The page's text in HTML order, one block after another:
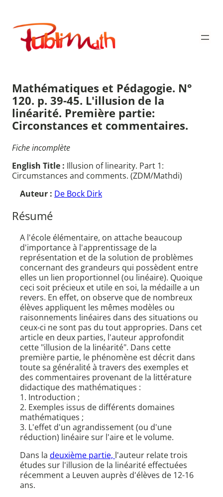
contenu
Publimath
Mathématiques et Pédagogie. N°
120. p. 39-45. L'illusion de la
linéarité. Première partie:
Circonstances et commentaires.
Fiche incomplète
English Title : Illusion of linearity. Part 1:
Circumstances and comments. (ZDM/Mathdi)
Auteur : De Bock Dirk
Résumé
A l'école élémentaire, on attache beaucoup
d'importance à l'apprentissage de la
représentation et de la solution de problèmes
concernant des grandeurs qui possèdent entre
elles un lien proportionnel (ou linéaire). Quoique
ceci soit précieux et utile en soi, la médaille a un
revers. En effet, on observe que de nombreux
élèves appliquent les mêmes modèles ou
raisonnements linéaires dans des situations ou
ceux-ci ne sont pas du tout appropries. Dans cet
article en deux parties, l'auteur approfondit
cette "illusion de la linéarité". Dans cette
première partie, le phénomène est décrit dans
toute sa généralité à travers des exemples et
des commentaires provenant de la littérature
didactique des mathématiques :
1. Introduction ;
2. Exemples issus de différents domaines
mathématiques ;
3. L'effet d'un agrandissement (ou d'une
réduction) linéaire sur l'aire et le volume.
Dans la deuxième partie, l'auteur relate trois
études sur l'illusion de la linéarité effectuées
récemment a Leuven auprès d'élèves de 12-16
ans.